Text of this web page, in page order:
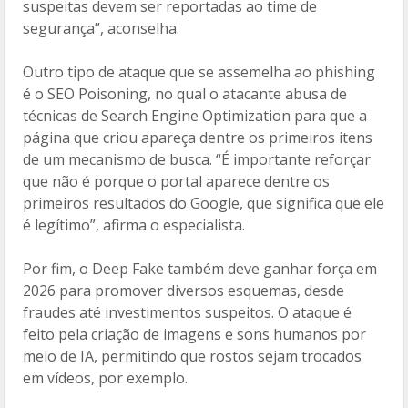
suspeitas devem ser reportadas ao time de
segurança”, aconselha.
Outro tipo de ataque que se assemelha ao phishing
é o SEO Poisoning, no qual o atacante abusa de
técnicas de Search Engine Optimization para que a
página que criou apareça dentre os primeiros itens
de um mecanismo de busca. “É importante reforçar
que não é porque o portal aparece dentre os
primeiros resultados do Google, que significa que ele
é legítimo”, afirma o especialista.
Por fim, o Deep Fake também deve ganhar força em
2026 para promover diversos esquemas, desde
fraudes até investimentos suspeitos. O ataque é
feito pela criação de imagens e sons humanos por
meio de IA, permitindo que rostos sejam trocados
em vídeos, por exemplo.